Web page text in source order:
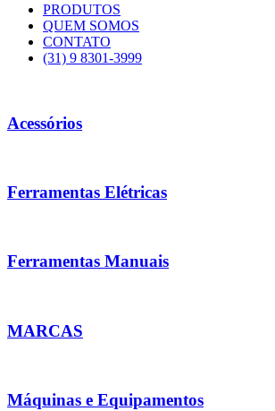
PRODUTOS
QUEM SOMOS
CONTATO
(31) 9 8301-3999
Acessórios
Ferramentas Elétricas
Ferramentas Manuais
MARCAS
Máquinas e Equipamentos